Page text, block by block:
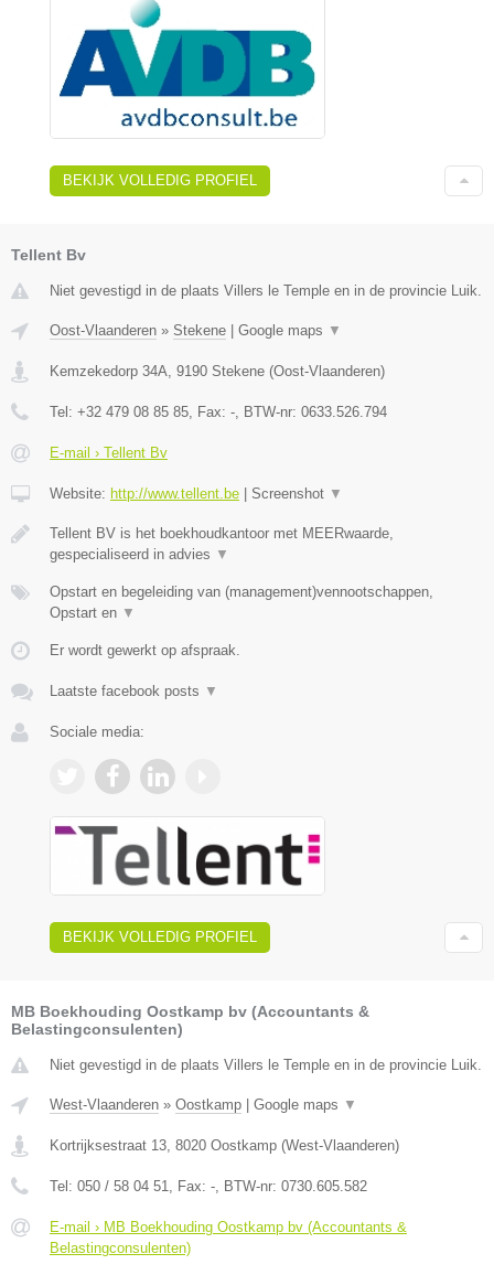
BEKIJK VOLLEDIG PROFIEL
Tellent Bv
Niet gevestigd in de plaats Villers le Temple en in de provincie Luik.
Oost-Vlaanderen » Stekene | Google maps ▼
Kemzekedorp 34A 9190 Stekene (Oost-Vlaanderen)
Tel: +32 479 08 85 85 , Fax: - , BTW-nr: 0633.526.794
E-mail › Tellent Bv
Website: http://www.tellent.be | Screenshot ▼
Tellent BV is het boekhoudkantoor met MEERwaarde,
gespecialiseerd in advies ▼
Opstart en begeleiding van (management)vennootschappen,
Opstart en ▼
Er wordt gewerkt op afspraak.
Laatste facebook posts ▼
Sociale media:
BEKIJK VOLLEDIG PROFIEL
MB Boekhouding Oostkamp bv (Accountants &
Belastingconsulenten)
Niet gevestigd in de plaats Villers le Temple en in de provincie Luik.
West-Vlaanderen » Oostkamp Google maps ▼
Kortrijksestraat 13 8020 Oostkamp (West-Vlaanderen)
Tel: 050 / 58 04 51 , Fax: - , BTW-nr: 0730.605.582
E-mail › MB Boekhouding Oostkamp bv (Accountants &
Belastingconsulenten)